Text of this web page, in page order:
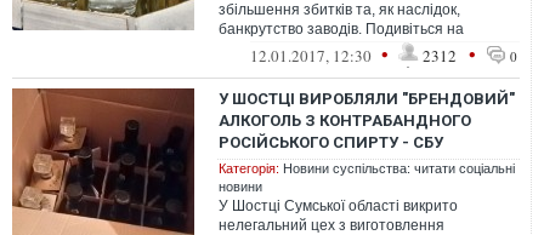
збільшення збитків та, як наслідок,
банкрутство заводів. Подивіться на
горілчаного короля з РФ Рустема Тарик...
12.01.2017, 12:30 • 2312 • 0
У ШОСТЦІ ВИРОБЛЯЛИ "БРЕНДОВИЙ"
АЛКОГОЛЬ З КОНТРАБАНДНОГО
РОСІЙСЬКОГО СПИРТУ - СБУ
Категорія: Новини суспільства: читати соціальні
новини
У Шостці Сумської області викрито
нелегальний цех з виготовлення